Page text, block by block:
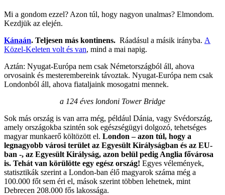
Mi a gondom ezzel? Azon túl, hogy nagyon unalmas? Elmondom.
Kezdjük az elején.
Kánaán. Teljesen más kontinens. Ráadásul a másik irányba. A
Közel-Keleten volt és van, mind a mai napig.
Aztán: Nyugat-Európa nem csak Németországból áll, ahova
orvosaink és mesterembereink távoztak. Nyugat-Európa nem csak
Londonból áll, ahova fiataljaink mosogatni mennek.
a 124 éves londoni Tower Bridge
Sok más ország is van arra még, például Dánia, vagy Svédország,
amely országokba szintén sok egészségügyi dolgozó, tehetséges
magyar munkaerő költözött el. London – azon túl, hogy a
legnagyobb városi terület az Egyesült Királyságban és az EU-
ban -, az Egyesült Királyság, azon belül pedig Anglia fővárosa
is. Tehát van körülötte egy egész ország! Egyes vélemények,
statisztikák szerint a London-ban élő magyarok száma még a
100.000 főt sem éri el, mások szerint többen lehetnek, mint
Debrecen 208.000 fős lakossága.